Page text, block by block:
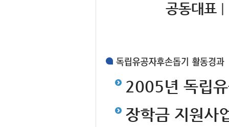
공동대표 |
2005년 독립
장학금 지원사